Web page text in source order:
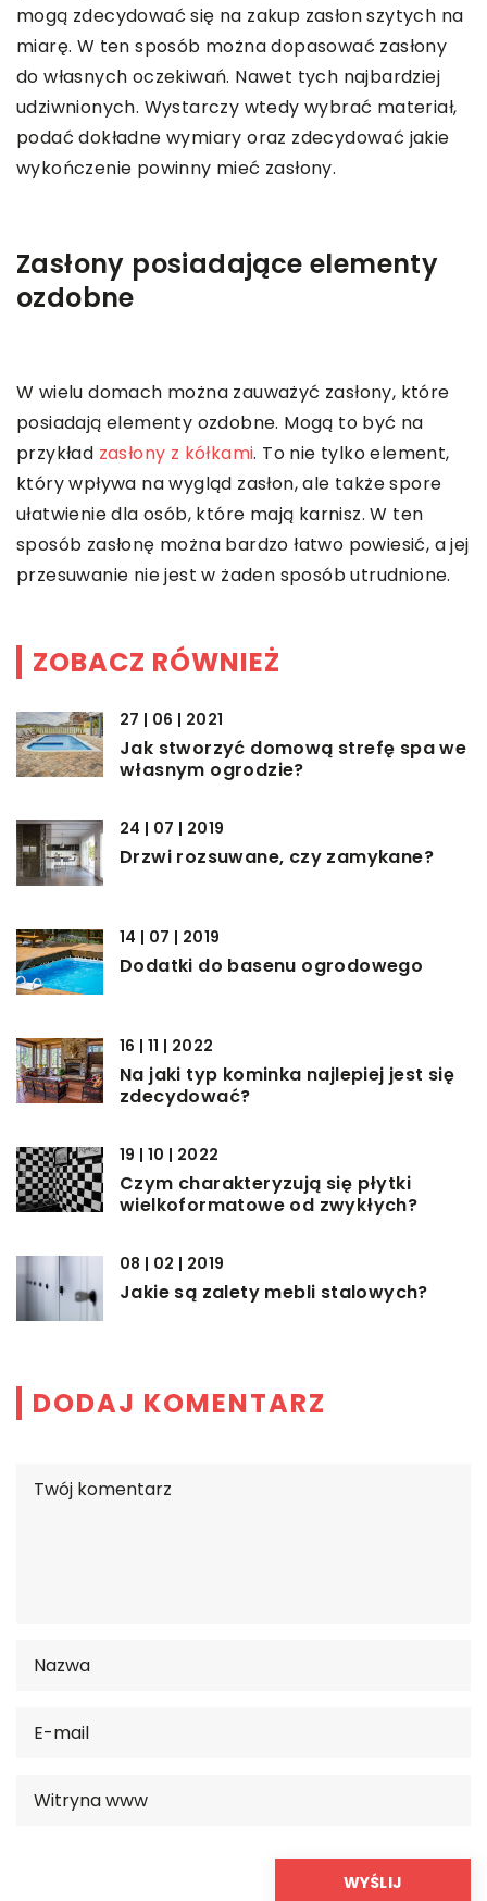
mogą zdecydować się na zakup zasłon szytych na
miarę. W ten sposób można dopasować zasłony
do własnych oczekiwań. Nawet tych najbardziej
udziwnionych. Wystarczy wtedy wybrać materiał,
podać dokładne wymiary oraz zdecydować jakie
wykończenie powinny mieć zasłony.
Zasłony posiadające elementy
ozdobne
W wielu domach można zauważyć zasłony, które
posiadają elementy ozdobne. Mogą to być na
przykład zasłony z kółkami. To nie tylko element,
który wpływa na wygląd zasłon, ale także spore
ułatwienie dla osób, które mają karnisz. W ten
sposób zasłonę można bardzo łatwo powiesić, a jej
przesuwanie nie jest w żaden sposób utrudnione.
ZOBACZ RÓWNIEŻ
27 | 06 | 2021
Jak stworzyć domową strefę spa we
własnym ogrodzie?
24 | 07 | 2019
Drzwi rozsuwane, czy zamykane?
14 | 07 | 2019
Dodatki do basenu ogrodowego
16 | 11 | 2022
Na jaki typ kominka najlepiej jest się
zdecydować?
19 | 10 | 2022
Czym charakteryzują się płytki
wielkoformatowe od zwykłych?
08 | 02 | 2019
Jakie są zalety mebli stalowych?
DODAJ KOMENTARZ